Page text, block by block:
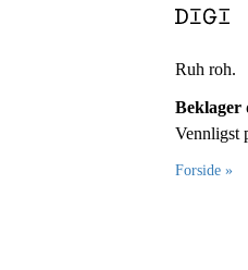
Ruh roh.
Beklager
Vennligst
Forside »